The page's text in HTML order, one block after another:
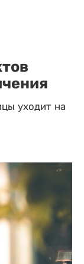
уходит на